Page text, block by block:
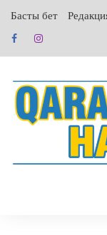
содержанию
Басты бет